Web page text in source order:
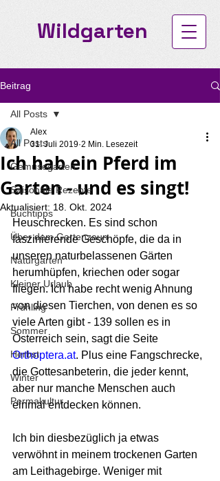
Wildgarten
Beitrag
All Posts
Gemüsegarten
Saisonale Rezepte
Buchtipps
Über dem Gartenzaun
Naturgarten
Kleiner Urlaub
Frühling
Sommer
Herbst
Winter
Permakultur
All Posts
Ich hab ein Pferd im
Garten - und es singt!
Alex
31. Juli 2019 2 Min. Lesezeit
Aktualisiert: 18. Okt. 2024
Heuschrecken. Es sind schon
faszinierende Geschöpfe, die da in
unseren naturbelassenen Gärten
herumhüpfen, kriechen oder sogar
fliegen. Ich habe recht wenig Ahnung
von diesen Tierchen, von denen es so
viele Arten gibt - 139 sollen es in
Österreich sein, sagt die Seite
Orthoptera.at. Plus eine Fangschrecke,
die Gottesanbeterin, die jeder kennt,
aber nur manche Menschen auch
einmal entdecken können.
Ich bin diesbezüglich ja etwas
verwöhnt in meinem trockenen Garten
am Leithagebirge. Weniger mit